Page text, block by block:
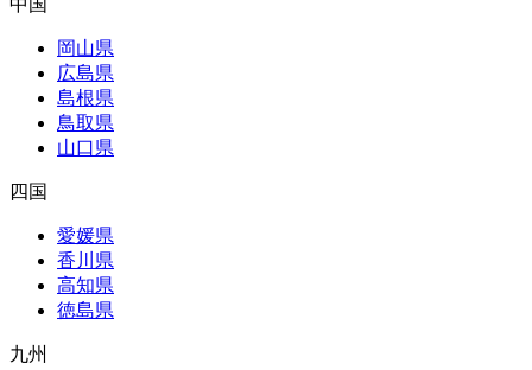
中国
岡山県
広島県
島根県
鳥取県
山口県
四国
愛媛県
香川県
高知県
徳島県
九州